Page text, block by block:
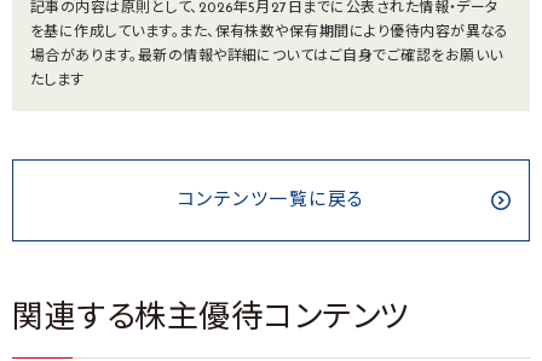
記事の内容は原則として、2026年5月27日までに公表された情報・データ
を基に作成しています。また、保有株数や保有期間により優待内容が異なる
場合があります。最新の情報や詳細についてはご自身でご確認をお願いい
たします
コンテンツ一覧に戻る
関連する株主優待コンテンツ